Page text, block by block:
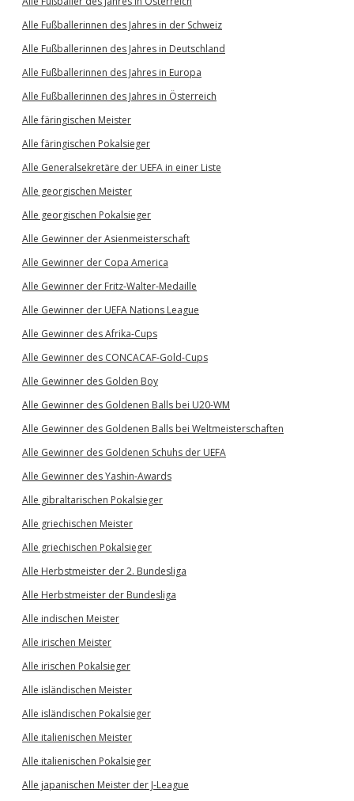
Alle Fußballerinnen des Jahres in der Schweiz
Alle Fußballerinnen des Jahres in Deutschland
Alle Fußballerinnen des Jahres in Europa
Alle Fußballerinnen des Jahres in Österreich
Alle färingischen Meister
Alle färingischen Pokalsieger
Alle Generalsekretäre der UEFA in einer Liste
Alle georgischen Meister
Alle georgischen Pokalsieger
Alle Gewinner der Asienmeisterschaft
Alle Gewinner der Copa America
Alle Gewinner der Fritz-Walter-Medaille
Alle Gewinner der UEFA Nations League
Alle Gewinner des Afrika-Cups
Alle Gewinner des CONCACAF-Gold-Cups
Alle Gewinner des Golden Boy
Alle Gewinner des Goldenen Balls bei U20-WM
Alle Gewinner des Goldenen Balls bei Weltmeisterschaften
Alle Gewinner des Goldenen Schuhs der UEFA
Alle Gewinner des Yashin-Awards
Alle gibraltarischen Pokalsieger
Alle griechischen Meister
Alle griechischen Pokalsieger
Alle Herbstmeister der 2. Bundesliga
Alle Herbstmeister der Bundesliga
Alle indischen Meister
Alle irischen Meister
Alle irischen Pokalsieger
Alle isländischen Meister
Alle isländischen Pokalsieger
Alle italienischen Meister
Alle italienischen Pokalsieger
Alle japanischen Meister der J-League